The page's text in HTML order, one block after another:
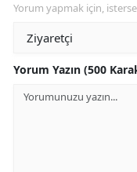
Yorum yapmak için,
Yorum Yazın (500